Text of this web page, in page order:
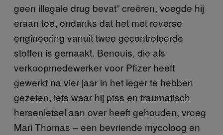
geen illegale drug bevat” creëren, voegde hij
eraan toe, ondanks dat het met reverse
engineering vanuit twee gecontroleerde
stoffen is gemaakt. Benouis, die als
verkoopmedewerker voor Pfizer heeft
gewerkt na vier jaar in het leger te hebben
gezeten, iets waar hij ptss en traumatisch
hersenletsel aan over heeft gehouden, vroeg
Mari Thomas – een bevriende mycoloog en